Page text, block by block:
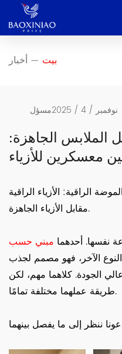
بيت — أخبار
نوفمبر / 4 / 2025 مسؤل
الملابس الجاهزة:
معسكرين للأزياء
الراقية: الأزياء الراقية
مقابل الأزياء الجاهزة.
نفسها. أحدهما مبني حسب
الآخر، فهو مصمم لجذب
الجودة. كلاهما مهم، لكن
طريقة عملهما مختلفة تمامًا.
وتصنيع التصميم الشخصي
خدمة
منتج
مدونة
العربية